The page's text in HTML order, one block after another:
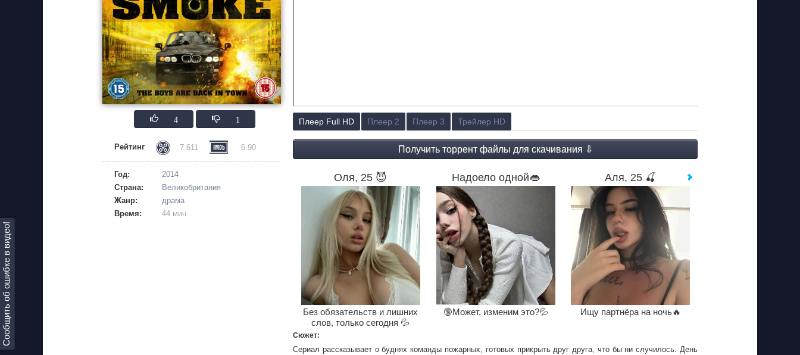
Сообщить об ошибке в видео!
4 1
Рейтинг 7.611 6.90
Год:
2014
Страна:
Великобритания
Жанр:
драма
Время:
44 мин.
Плеер Full HD Плеер 2 Плеер 3 Трейлер HD
Оля, 25 😈
Без обязательств и лишних
слов, только сегодня 💦
Надоело одной👄
🔞Может, изменим это?💦
Аля, 25 🍒
Ищу партнёра на ночь🔥
Сюжет:
Сериал рассказывает о буднях команды пожарных, готовых прикрыть друг друга, что бы ни случилось. День